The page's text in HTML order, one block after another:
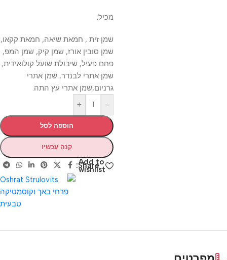
מכיל:
שמן זית , חמאת שיאה, חמאת קקאו,
שמן סובין אורז, שמן קיק, שמן המפ,
פחם פעיל, שיבולת שועל קולואידית,
שמן אתרי לבנדר, שמן אתרי
גרניום,שמן אתרי עץ התה.
-
+
הוספה לסל
קנה עכשיו
Add to
wishlist
Share: